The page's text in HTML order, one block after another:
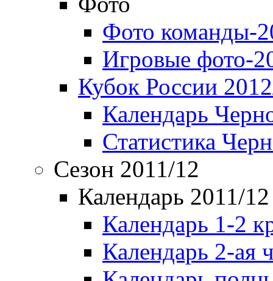
Фото команды-
Игровые фото-
Кубок России
Календарь
Статистика
Сезон 2011/12
Календарь 2011/12
Календарь 1-2
Календарь 2-ая